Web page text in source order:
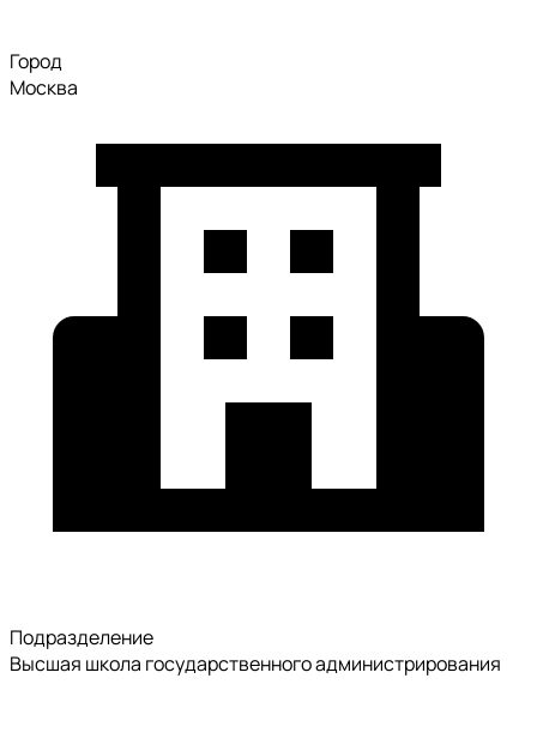
Город
Москва
Подразделение
Высшая школа государственного администрирования